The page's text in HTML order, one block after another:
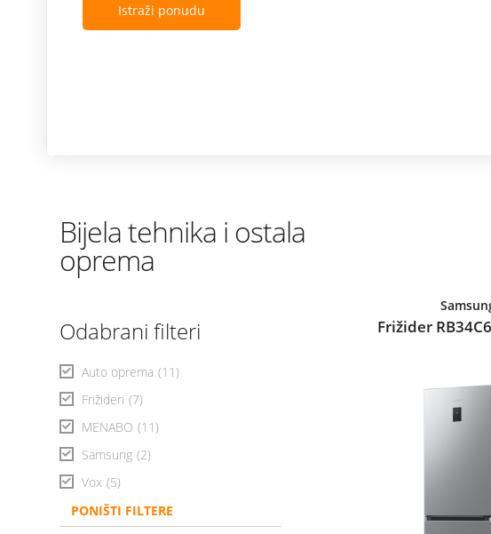
Istraži ponudu
Bijela tehnika i ostala
oprema
Odabrani filteri
Auto oprema (11)
Frižideri (7)
MENABO (11)
Samsung (2)
Vox (5)
PONIŠTI FILTERE
Frižider